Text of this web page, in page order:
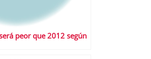
peor que 2012 según